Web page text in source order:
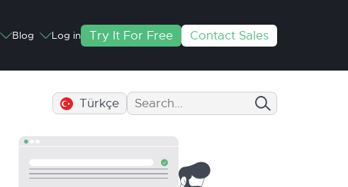
Blog Log in Try It For Free Contact Sales
Türkçe